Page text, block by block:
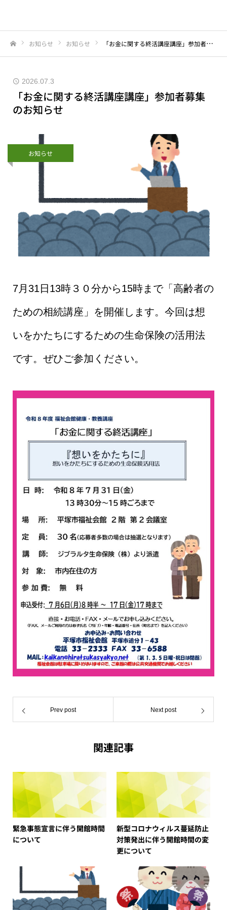
お知らせ お知らせ 「お金に関する終活講座講座」参加者募集のお知らせ
2026.07.3
「お金に関する終活講座講座」参加者募集
のお知らせ
お知らせ
7月31日13時３０分から15時まで「高齢者の
ための相続講座」を開催します。今回は想
いをかたちにするための生命保険の活用法
です。ぜひご参加ください。
Prev post Next post
関連記事
緊急事態宣言に伴う開館時間
について
新型コロナウィルス蔓延防止
対策発出に伴う開館時間の変
更について